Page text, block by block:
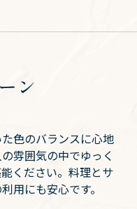
ン
色のバランスに心地
雰囲気の中でゆっく
ください。料理とサ
用にも安心です。